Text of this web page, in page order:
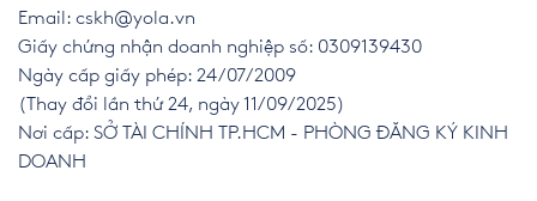
Email: cskh@yola.vn
Giấy chứng nhận doanh nghiệp số: 0309139430
Ngày cấp giấy phép: 24/07/2009
(Thay đổi lần thứ 24, ngày 11/09/2025)
Nơi cấp: SỞ TÀI CHÍNH TP.HCM - PHÒNG ĐĂNG KÝ KINH
DOANH